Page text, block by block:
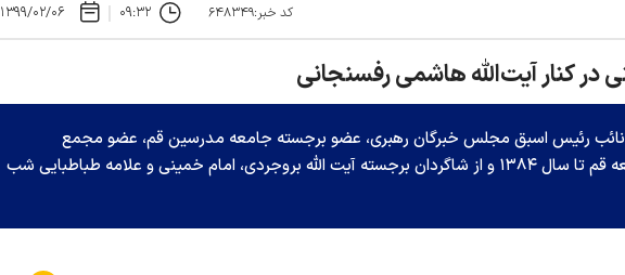
کد خبر:۶۴۸۳۴۹ ۰۹:۳۲ ۱۳۹۹/۰۲/۰۶
در کنار آیت‌الله هاشمی رفسنجانی
نائب رئیس اسبق مجلس خبرگان رهبری، عضو برجسته جامعه مدرسین قم، عضو مجمع
تشخیص مصلحت نظام، امام جمعه قم تا سال ۱۳۸۴ و از شاگردان برجسته آیت الله بروجردی، امام خمینی و علامه طباطبایی شب